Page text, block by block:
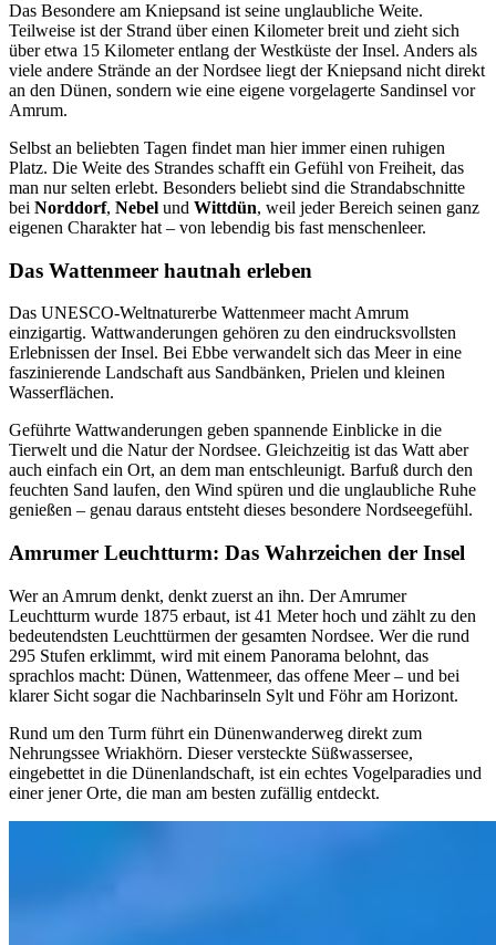
Das Besondere am Kniepsand ist seine unglaubliche Weite.
Teilweise ist der Strand über einen Kilometer breit und zieht sich
über etwa 15 Kilometer entlang der Westküste der Insel. Anders als
viele andere Strände an der Nordsee liegt der Kniepsand nicht direkt
an den Dünen, sondern wie eine eigene vorgelagerte Sandinsel vor
Amrum.
Selbst an beliebten Tagen findet man hier immer einen ruhigen
Platz. Die Weite des Strandes schafft ein Gefühl von Freiheit, das
man nur selten erlebt. Besonders beliebt sind die Strandabschnitte
bei Norddorf, Nebel und Wittdün, weil jeder Bereich seinen ganz
eigenen Charakter hat – von lebendig bis fast menschenleer.
Das Wattenmeer hautnah erleben
Das UNESCO-Weltnaturerbe Wattenmeer macht Amrum
einzigartig. Wattwanderungen gehören zu den eindrucksvollsten
Erlebnissen der Insel. Bei Ebbe verwandelt sich das Meer in eine
faszinierende Landschaft aus Sandbänken, Prielen und kleinen
Wasserflächen.
Geführte Wattwanderungen geben spannende Einblicke in die
Tierwelt und die Natur der Nordsee. Gleichzeitig ist das Watt aber
auch einfach ein Ort, an dem man entschleunigt. Barfuß durch den
feuchten Sand laufen, den Wind spüren und die unglaubliche Ruhe
genießen – genau daraus entsteht dieses besondere Nordseegefühl.
Amrumer Leuchtturm: Das Wahrzeichen der Insel
Wer an Amrum denkt, denkt zuerst an ihn. Der Amrumer
Leuchtturm wurde 1875 erbaut, ist 41 Meter hoch und zählt zu den
bedeutendsten Leuchttürmen der gesamten Nordsee. Wer die rund
295 Stufen erklimmt, wird mit einem Panorama belohnt, das
sprachlos macht: Dünen, Wattenmeer, das offene Meer – und bei
klarer Sicht sogar die Nachbarinseln Sylt und Föhr am Horizont.
Rund um den Turm führt ein Dünenwanderweg direkt zum
Nehrungssee Wriakhörn. Dieser versteckte Süßwassersee,
eingebettet in die Dünenlandschaft, ist ein echtes Vogelparadies und
einer jener Orte, die man am besten zufällig entdeckt.